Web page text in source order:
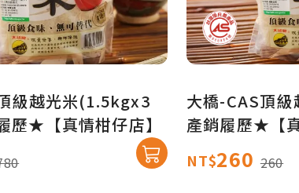
級越光米(1.5kgx3
歷★【真情柑仔店】
大橋-CAS頂
產銷履歷★【
NT$260 260